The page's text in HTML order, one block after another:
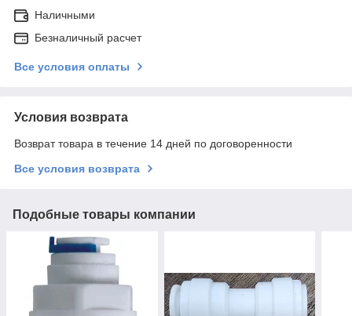
Наличными
Безналичный расчет
Все условия оплаты
Условия возврата
Возврат товара в течение 14 дней по договоренности
Все условия возврата
Подобные товары компании